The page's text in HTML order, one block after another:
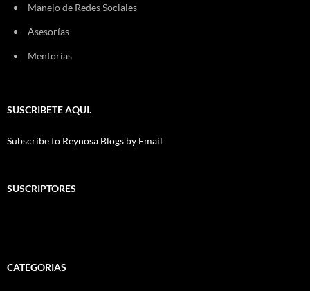
Manejo de Redes Sociales
Asesorías
Mentorías
SUSCRIBETE AQUI.
Subscribe to Reynosa Blogs by Email
SUSCRIPTORES
CATEGORIAS